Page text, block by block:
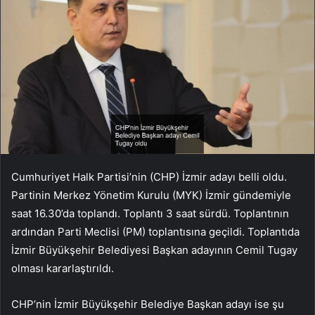
Cumhuriyet Halk Partisi’nin (CHP) İzmir adayı belli oldu.
Partinin Merkez Yönetim Kurulu (MYK) İzmir gündemiyle
saat 16.30’da toplandı. Toplantı 3 saat sürdü. Toplantının
ardından Parti Meclisi (PM) toplantısına geçildi. Toplantıda
İzmir Büyükşehir Belediyesi Başkan adayının Cemil Tugay
olması kararlaştırıldı.
CHP’nin İzmir Büyükşehir Belediye Başkan adayı ise şu